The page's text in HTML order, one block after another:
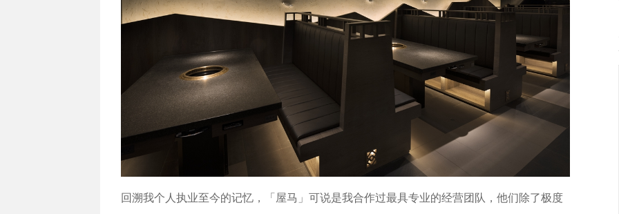
回溯我个人执业至今的记忆，「屋马」可说是我合作过最具专业的经营团队，他们除了极度